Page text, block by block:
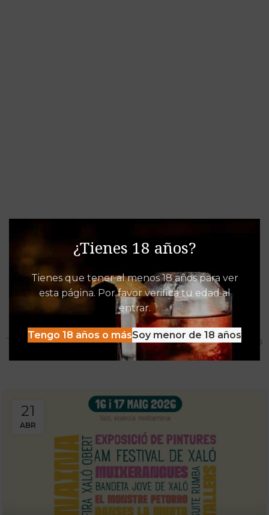
¿Tienes 18 años?
Tienes que tener al menos 18 años para ver
esta página. Por favor verifica tu edad al
entrar.
Tengo 18 años o másSoy menor de 18 años
Destacados de Vinalia
Mucho más que una Vinoteca
Tenemos las experiencias, descuentos y detacados pensados
para disfrutar al máximo de la oferta Vinalia
21
ABR